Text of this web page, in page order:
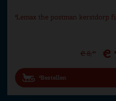
Lemax the postman kerstdorp
€ 8,49 €
Bestellen